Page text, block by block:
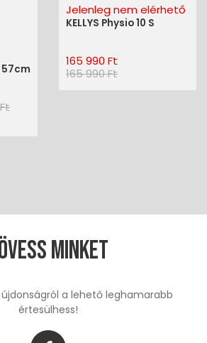
Jelenleg nem elérhető
KELLYS Physio 10 S
165 990 Ft
165 990 Ft
minket
a lehető leghamarabb
értesülhess!